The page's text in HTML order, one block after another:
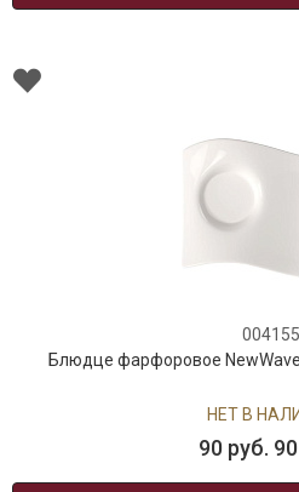
004155
Блюдце фарфоровое
НЕТ В
90 руб.